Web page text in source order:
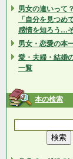
男女の違いって
「自分を見つめ
感情を知ろう…
男女・恋愛の本
愛・夫婦・結婚
一覧
本の検索